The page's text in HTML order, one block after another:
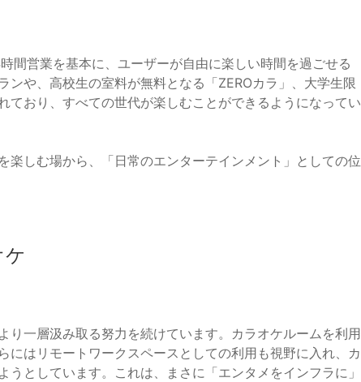
間営業を基本に、ユーザーが自由に楽しい時間を過ごせる
や、高校生の室料が無料となる「ZEROカラ」、大学生限
ており、すべての世代が楽しむことができるようになってい
楽しむ場から、「日常のエンターテインメント」としての位
り一層汲み取る努力を続けています。カラオケルームを利用
にはリモートワークスペースとしての利用も視野に入れ、カ
としています。これは、まさに「エンタメをインフラに」